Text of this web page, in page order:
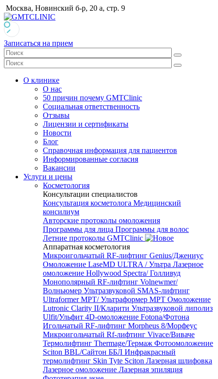
Москва, Новинский б-р, 20 а, стр. 9
Записаться на прием
О клинике
О нас
50 причин почему GMTClinic
Социальная ответственность
Отзывы
Лицензии и сертификаты
Новости
Блог
Справочная информация для пациентов
Информированные согласия
Вакансии
Услуги и цены
Косметология
Консультации специалистов
Консультация косметолога Медицинский
консилиум
Авторские протоколы омоложения
Программы для лица Программы для волос
Летние протоколы GMTClinic
Аппаратная косметология
Микроигольчатый RF-лифтинг Genius/Джениус
Омоложение LaseMD ULTRA / Ультра Лазерное
омоложение Hollywood Spectra/ Голливуд
Монополярный RF-лифтинг Volnewmer/
Волньюмер Ультразвуковой SMAS-лифтинг
Ultraformer MPT/ Ультраформер MPT Омоложение
Lutronic Clarity II/Кларити Ультразвуковой липолиз
Ulfit/Ульфит 4D-омоложение Fotona/Фотона
Игольчатый RF-лифтинг Morpheus 8/Морфеус
Микроигольчатый Rf-лифтинг Vivace/Виваче
Термолифтинг Thermage/Термаж Фотоомоложение
Sciton BBL/Сайтон ББЛ Инфракрасный
термолифтинг Skin Tyte Sciton Лазерная шлифовка
Лазерное омоложение Лазерная эпиляция